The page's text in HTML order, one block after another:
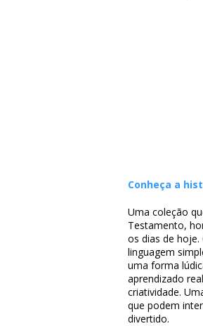
Conheça a
Uma coleção
Testamento,
os dias de
linguagem
uma forma
aprendizado
criatividade.
que podem
divertido.